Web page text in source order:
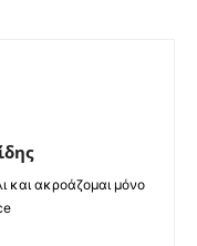
και ακροάζομαι μόνο